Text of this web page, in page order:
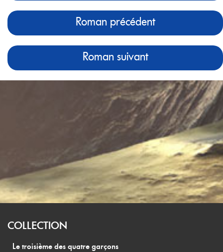
Roman précédent
Roman suivant
COLLECTION
Le troisième des quatre garçons